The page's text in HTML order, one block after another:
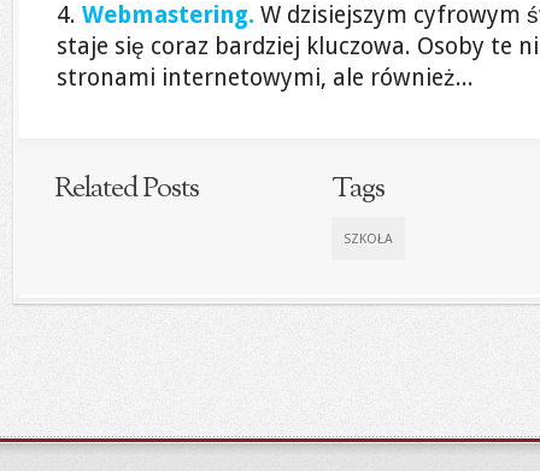
Webmastering. W dzisiejszym cyfrowym
staje się coraz bardziej kluczowa. Osoby te
stronami internetowymi, ale również...
Related Posts Tags
SZKOŁA